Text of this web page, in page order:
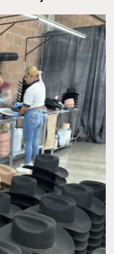
SOMBREROS. FOTO: AÍDA Q.